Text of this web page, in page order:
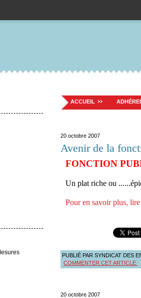
ACCUEIL
20 octobre 2007
Avenir de la
FONCTION
Un plat riche ou
Pour en savoir plus,
PUBLIÉ PAR SYNDICAT DES
COMMENTER CET ARTICLE
20 octobre 2007